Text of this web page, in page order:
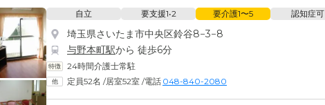
自立 要支援1•2 要介護1〜5 認知症可
埼玉県さいたま市中央区鈴谷8−3−8
与野本町駅から 徒歩6分
24時間介護士常駐
定員52名 /居室52室 /電話 048-840-2080